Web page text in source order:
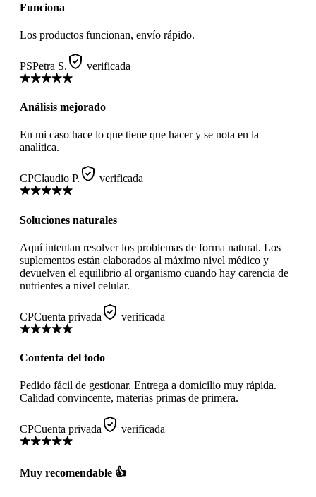
Funciona
Los productos funcionan, envío rápido.
PSPetra S. verificada
Análisis mejorado
En mi caso hace lo que tiene que hacer y se nota en la
analítica.
CPClaudio P. verificada
Soluciones naturales
Aquí intentan resolver los problemas de forma natural. Los
suplementos están elaborados al máximo nivel médico y
devuelven el equilibrio al organismo cuando hay carencia de
nutrientes a nivel celular.
CPCuenta privada verificada
Contenta del todo
Pedido fácil de gestionar. Entrega a domicilio muy rápida.
Calidad convincente, materias primas de primera.
CPCuenta privada verificada
Muy recomendable 👍